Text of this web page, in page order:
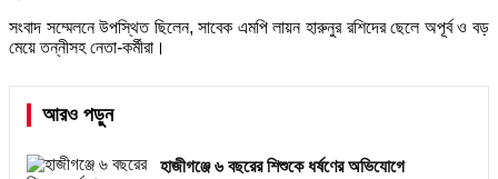
সংবাদ সম্মেলনে উপস্থিত ছিলেন, সাবেক এমপি লায়ন হারুনুর রশিদের ছেলে অপূর্ব ও বড়
মেয়ে তন্নীসহ নেতা-কর্মীরা।
আরও পড়ুন
হাজীগঞ্জে ৬ বছরের শিশুকে ধর্ষণের অভিযোগে